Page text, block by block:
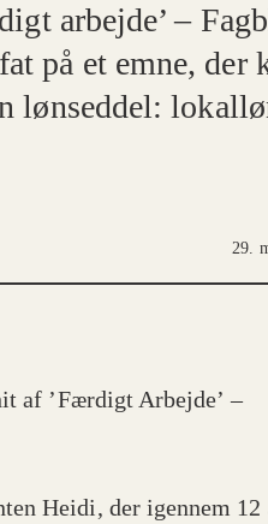
arbejde’ –
på et emne, der
lønseddel:
29.
af ’Færdigt Arbejde’ –
Heidi, der igennem